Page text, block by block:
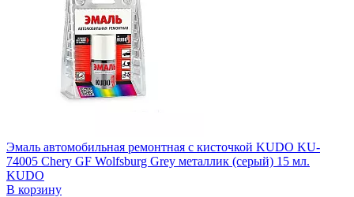
Эмаль автомобильная ремонтная с кисточкой KUDO KU-
74005 Chery GF Wolfsburg Grey металлик (серый) 15 мл.
KUDO
В корзину